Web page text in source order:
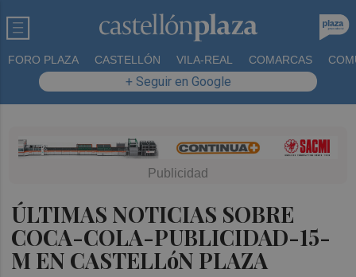
FORO PLAZA CASTELLÓN VILA-REAL COMARCAS
+ Seguir en Google
ÚLTIMAS NOTICIAS SOBRE
COCA-COLA-PUBLICIDAD-15-
M EN CASTELLóN PLAZA